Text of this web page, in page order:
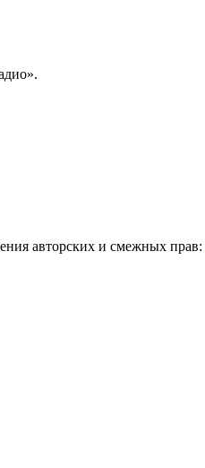
авторских и смежных прав: